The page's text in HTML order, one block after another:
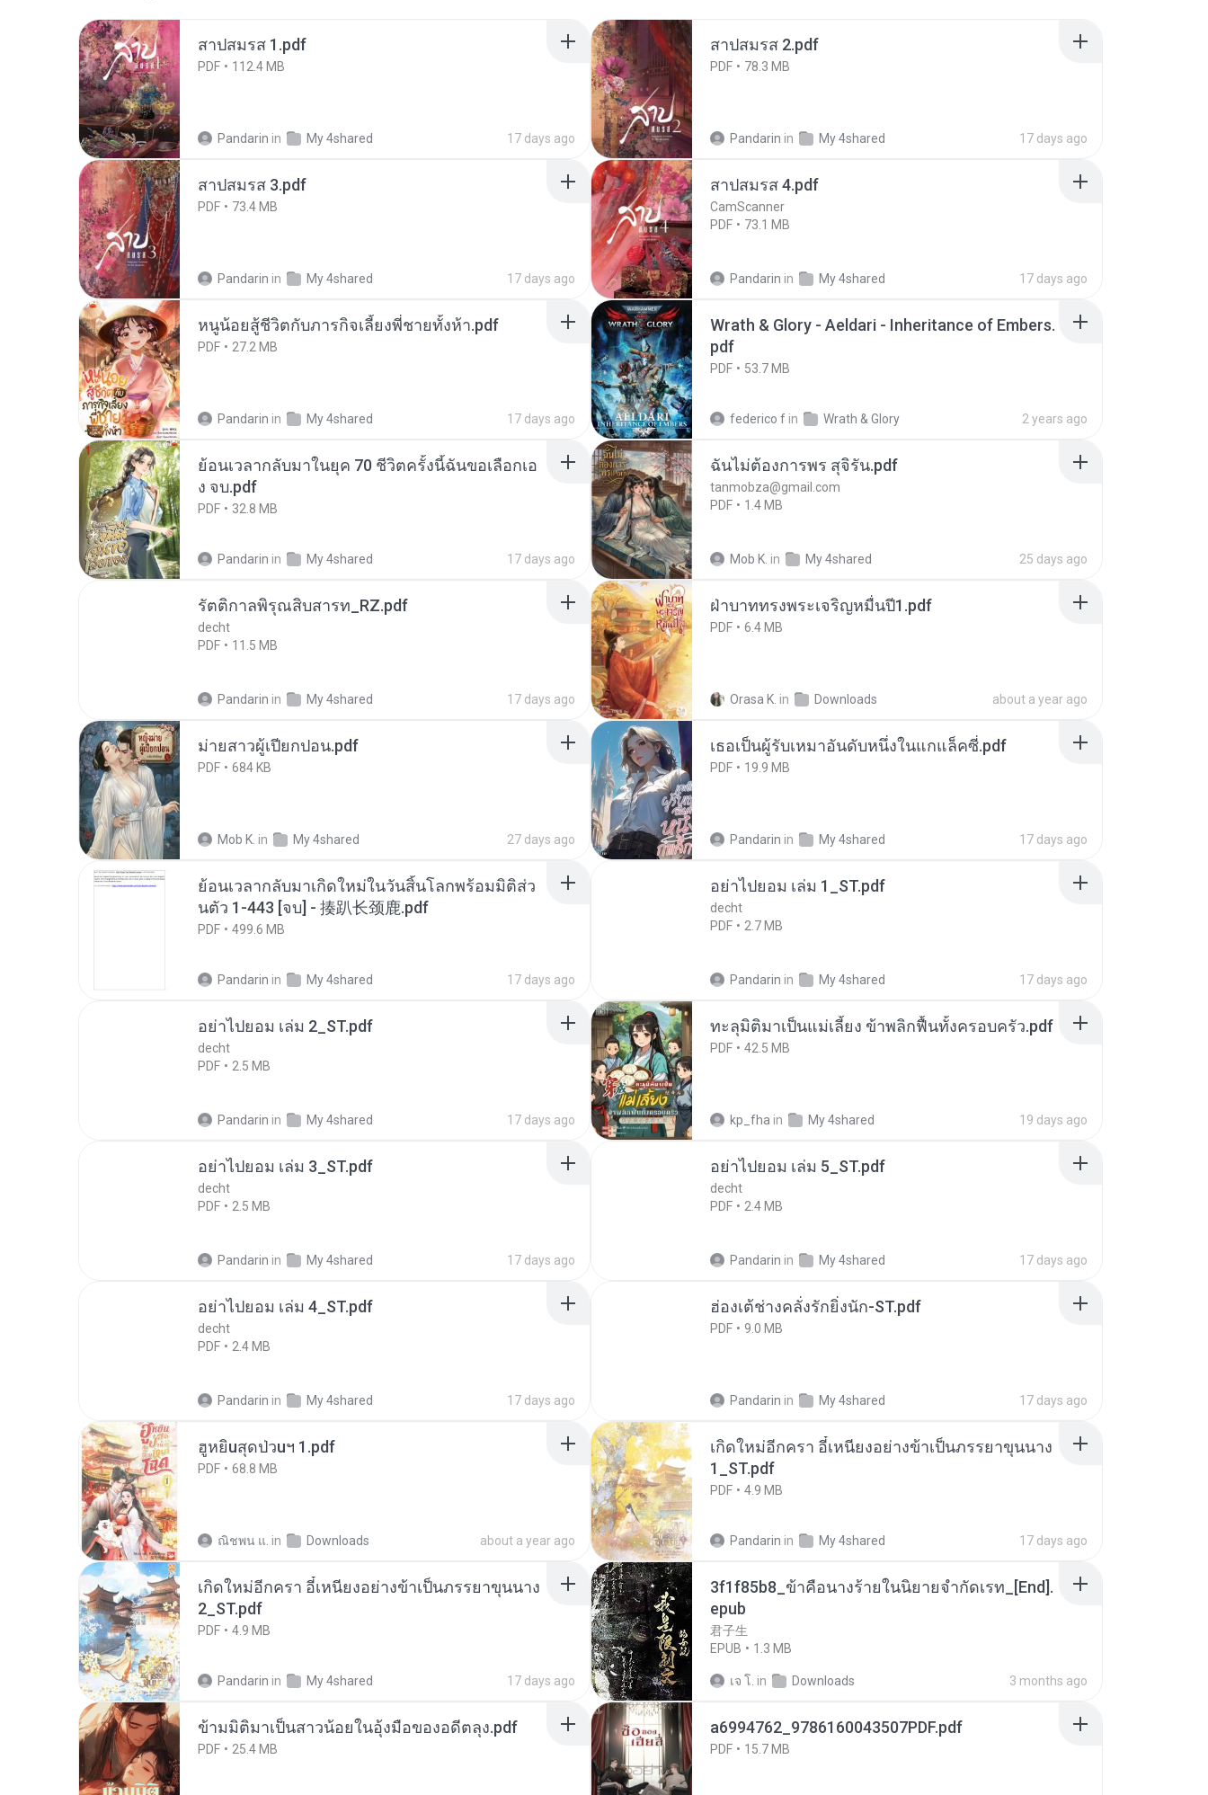
สาปสมรส 1.pdf
PDF 112.4 MB
Pandarin in My 4shared 17 days ago
สาปสมรส 2.pdf
PDF 78.3 MB
Pandarin in My 4shared 17 days ago
สาปสมรส 3.pdf
PDF 73.4 MB
Pandarin in My 4shared 17 days ago
สาปสมรส 4.pdf
CamScanner
PDF
73.1 MB
Pandarin in My 4shared 17 days ago
หนูน้อยสู้ชีวิตกับภารกิจเลี้ยงพี่ชายทั้งห้า.pdf
PDF 27.2 MB
Pandarin in My 4shared 17 days ago
Wrath & Glory - Aeldari - Inheritance of Embers.
pdf
PDF 53.7 MB
federico f in Wrath & Glory 2 years ago
ย้อนเวลากลับมาในยุค 70 ชีวิตครั้งนี้ฉันขอเลือกเอ
ง จบ.pdf
PDF 32.8 MB
Pandarin in My 4shared 17 days ago
ฉันไม่ต้องการพร สุจิรัน.pdf
tanmobza@gmail.com
PDF
1.4 MB
Mob K. in My 4shared 25 days ago
รัตติกาลพิรุณสิบสารท_RZ.pdf
decht
PDF
11.5 MB
Pandarin in My 4shared 17 days ago
ฝ่าบาททรงพระเจริญหมื่นปี1.pdf
PDF 6.4 MB
Orasa K. in Downloads about a year ago
ม่ายสาวผู้เปียกปอน.pdf
PDF 684 KB
Mob K. in My 4shared 27 days ago
เธอเป็นผู้รับเหมาอันดับหนึ่งในแกแล็คซี่.pdf
PDF 19.9 MB
Pandarin in My 4shared 17 days ago
ย้อนเวลากลับมาเกิดใหม่ในวันสิ้นโลกพร้อมมิติส่ว
นตัว 1-443 [จบ] - 揍趴长颈鹿.pdf
PDF 499.6 MB
Pandarin in My 4shared 17 days ago
อย่าไปยอม เล่ม 1_ST.pdf
decht
PDF
2.7 MB
Pandarin in My 4shared 17 days ago
อย่าไปยอม เล่ม 2_ST.pdf
decht
PDF
2.5 MB
Pandarin in My 4shared 17 days ago
ทะลุมิติมาเป็นแม่เลี้ยง ข้าพลิกฟื้นทั้งครอบครัว.pdf
PDF 42.5 MB
kp_fha in My 4shared 19 days ago
อย่าไปยอม เล่ม 3_ST.pdf
decht
PDF
2.5 MB
Pandarin in My 4shared 17 days ago
อย่าไปยอม เล่ม 5_ST.pdf
decht
PDF
2.4 MB
Pandarin in My 4shared 17 days ago
อย่าไปยอม เล่ม 4_ST.pdf
decht
PDF
2.4 MB
Pandarin in My 4shared 17 days ago
ฮ่องเต้ช่างคลั่งรักยิ่งนัก-ST.pdf
PDF 9.0 MB
Pandarin in My 4shared 17 days ago
ฮูหยิuสุดป่วuฯ 1.pdf
PDF 68.8 MB
ณิชพน แ. in Downloads about a year ago
เกิดใหม่อีกครา อี๋เหนียงอย่างข้าเป็นภรรยาขุนนาง
1_ST.pdf
PDF 4.9 MB
Pandarin in My 4shared 17 days ago
เกิดใหม่อีกครา อี๋เหนียงอย่างข้าเป็นภรรยาขุนนาง
2_ST.pdf
PDF 4.9 MB
Pandarin in My 4shared 17 days ago
3f1f85b8_ข้าคือนางร้ายในนิยายจำกัดเรท_[End].
epub
君子生
EPUB
1.3 MB
เจ โ. in Downloads 3 months ago
ข้ามมิติมาเป็นสาวน้อยในอุ้งมือของอดีตลุง.pdf
PDF 25.4 MB
a6994762_9786160043507PDF.pdf
PDF 15.7 MB